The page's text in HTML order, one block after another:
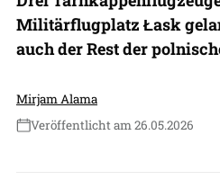
Militärflugplatz Łask
auch der Rest der
Mirjam Alama
Veröffentlicht am 26.05.2026
Foto: